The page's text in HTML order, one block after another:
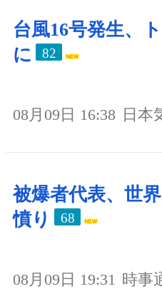
台風16号発生、
に
82
08月09日 16:38 日本
被爆者代表、世
憤り
68
08月09日 19:31 時事